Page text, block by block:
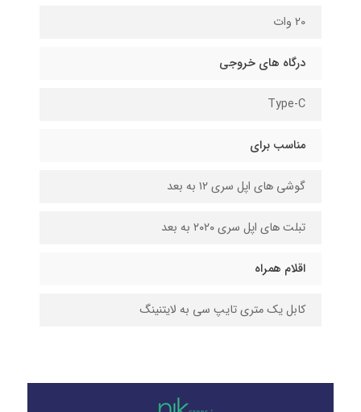
20 وات
درگاه های خروجی
Type-C
مناسب برای
گوشی های اپل سری ۱۲ به بعد
تبلت های اپل سری ۲۰۲۰ به بعد
اقلام همراه
کابل یک متری تایپ‌ سی به لایتنینگ